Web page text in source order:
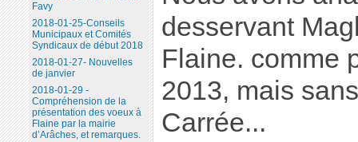
desservant
Flaine. comme
2013, mais
Carrée...
Favy
2018-01-25-Conseils
Municipaux et Comités
Syndicaux de début 2018
2018-01-27- Nouvelles
de janvier
2018-01-29 -
Compréhension de la
présentation des voeux à
Flaine par la mairie
d’Arâches, et remarques.